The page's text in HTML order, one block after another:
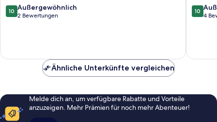
10.0
von
10 Außergewöhnlich
2 Bewertungen
10.0
von
10
4
Ähnliche Unterkünfte vergleichen
Melde dich an, um verfügbare Rabatte und Vorteile
anzuzeigen. Mehr Prämien für noch mehr Abenteuer!